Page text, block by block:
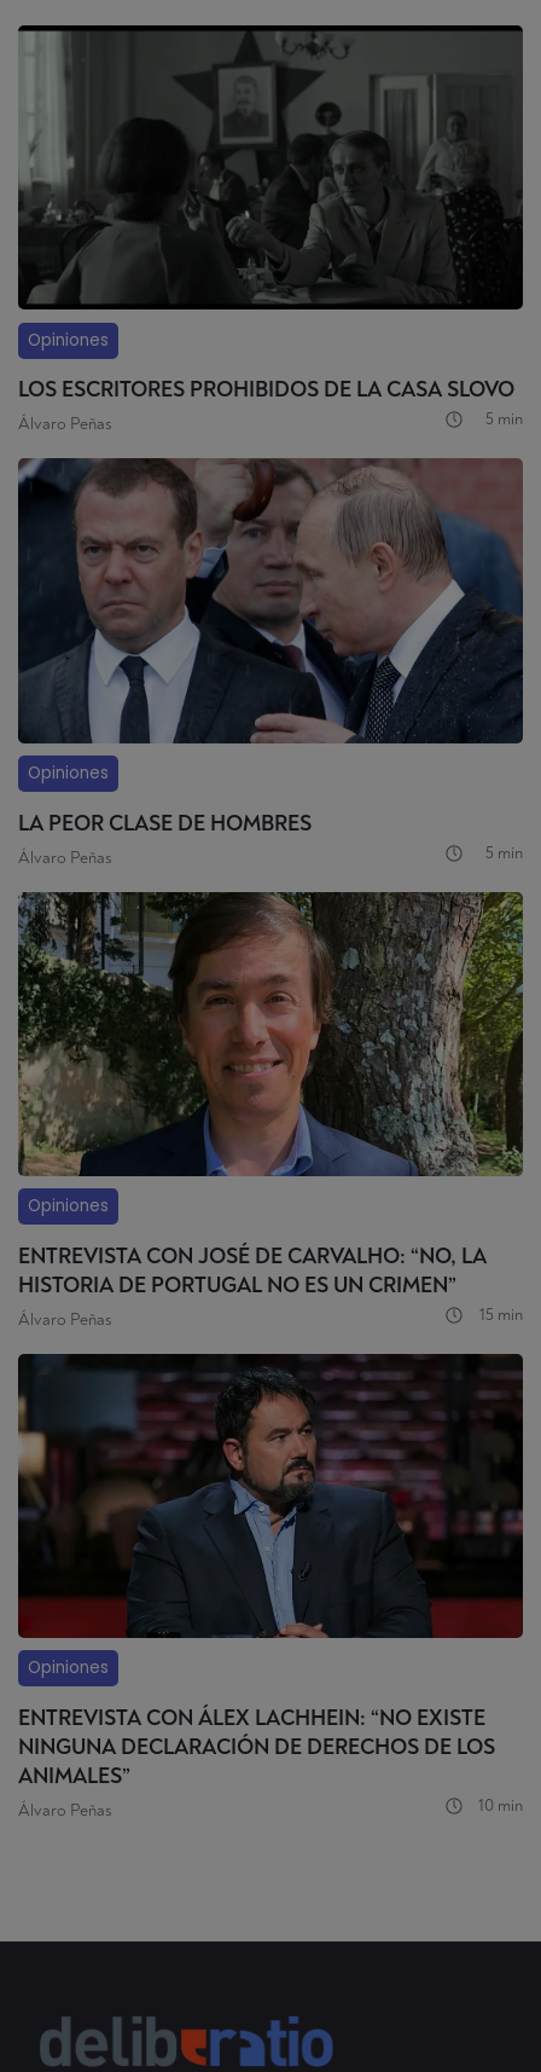
Opiniones
LOS ESCRITORES PROHIBIDOS DE LA CASA SLOVO
Álvaro Peñas 5 min
Opiniones
LA PEOR CLASE DE HOMBRES
Álvaro Peñas 5 min
Opiniones
ENTREVISTA CON JOSÉ DE CARVALHO: “NO, LA
HISTORIA DE PORTUGAL NO ES UN CRIMEN”
Álvaro Peñas 15 min
Opiniones
ENTREVISTA CON ÁLEX LACHHEIN: “NO EXISTE
NINGUNA DECLARACIÓN DE DERECHOS DE LOS
ANIMALES”
Álvaro Peñas 10 min